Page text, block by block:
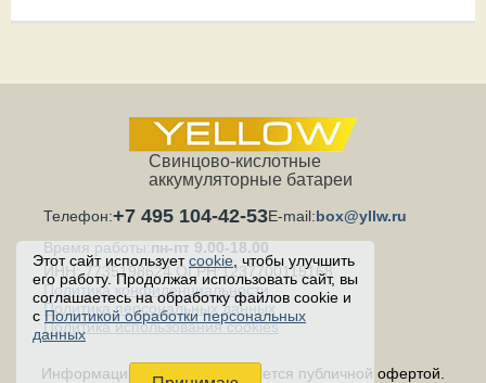
Этот сайт используетcookie , чтобы улучшить
его работу. Продолжая использовать сайт, вы
соглашаетесь на обработку файлов cookie и
сПолитикой обработки персональных
данных
Свинцово-кислотные
аккумуляторные батареи
Телефон:+7 495 104-42-53E-mail:box@yllw.ru
Время работы:пн-пт 9.00-18.00
ИНН: 7735198624 ОГРН:1237700115168
Политика конфиденциальности
Политика персональных данных
Политика использования cookies
Информация на сайте не является публичной офертой.